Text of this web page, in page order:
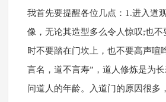
我首先要提醒各位几点：1.进入道
像，无论其造型多么令人惊叹;也
时不要踏在门坎上，也不要高声喧
言名，道不言寿”，道人修炼是为
问道人的年龄。入道门的原因很多